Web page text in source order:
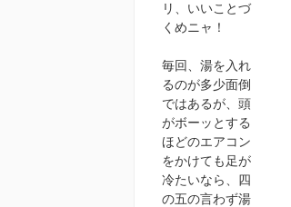
リ、いいことづ
くめニャ！
毎回、湯を入れ
るのが多少面倒
ではあるが、頭
がボーッとする
ほどのエアコン
をかけても足が
冷たいなら、四
の五の言わず湯